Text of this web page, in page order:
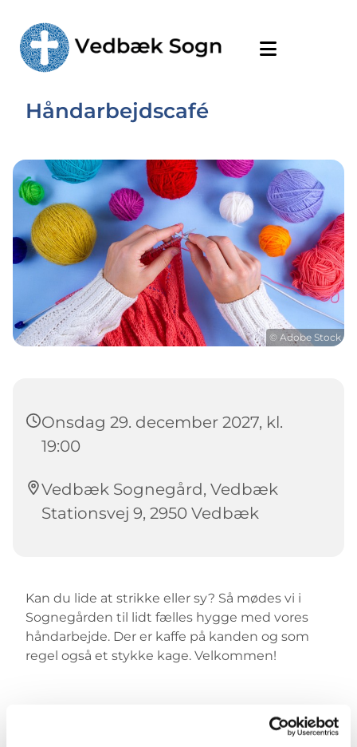
Håndarbejdscafé
© Adobe Stock
Onsdag 29. december 2027, kl.
19:00
Vedbæk Sognegård, Vedbæk
Stationsvej 9, 2950 Vedbæk
Kan du lide at strikke eller sy? Så mødes vi i
Sognegården til lidt fælles hygge med vores
håndarbejde. Der er kaffe på kanden og som
regel også et stykke kage. Velkommen!